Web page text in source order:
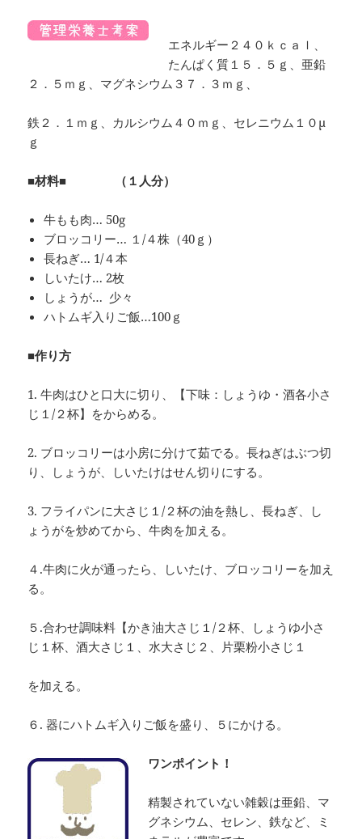
エネルギー２４０ｋｃａｌ、
たんぱく質１５．５ｇ、亜鉛
２．５ｍｇ、マグネシウム３７．３ｍｇ、
鉄２．１ｍｇ、カルシウム４０ｍｇ、セレニウム１０μ
ｇ
■材料■ （１人分）
牛もも肉… 50g
ブロッコリー… １/４株（40ｇ）
長ねぎ… 1/４本
しいたけ… 2枚
しょうが… 少々
ハトムギ入りご飯…100ｇ
■作り方
1. 牛肉はひと口大に切り、【下味：しょうゆ・酒各小さ
じ１/２杯】をからめる。
2. ブロッコリーは小房に分けて茹でる。長ねぎはぶつ切
り、しょうが、しいたけはせん切りにする。
3. フライパンに大さじ１/２杯の油を熱し、長ねぎ、し
ょうがを炒めてから、牛肉を加える。
４.牛肉に火が通ったら、しいたけ、ブロッコリーを加え
る。
５.合わせ調味料【かき油大さじ１/２杯、しょうゆ小さ
じ１杯、酒大さじ１、水大さじ２、片栗粉小さじ１
を加える。
６. 器にハトムギ入りご飯を盛り、５にかける。
ワンポイント！
精製されていない雑穀は亜鉛、マ
グネシウム、セレン、鉄など、ミ